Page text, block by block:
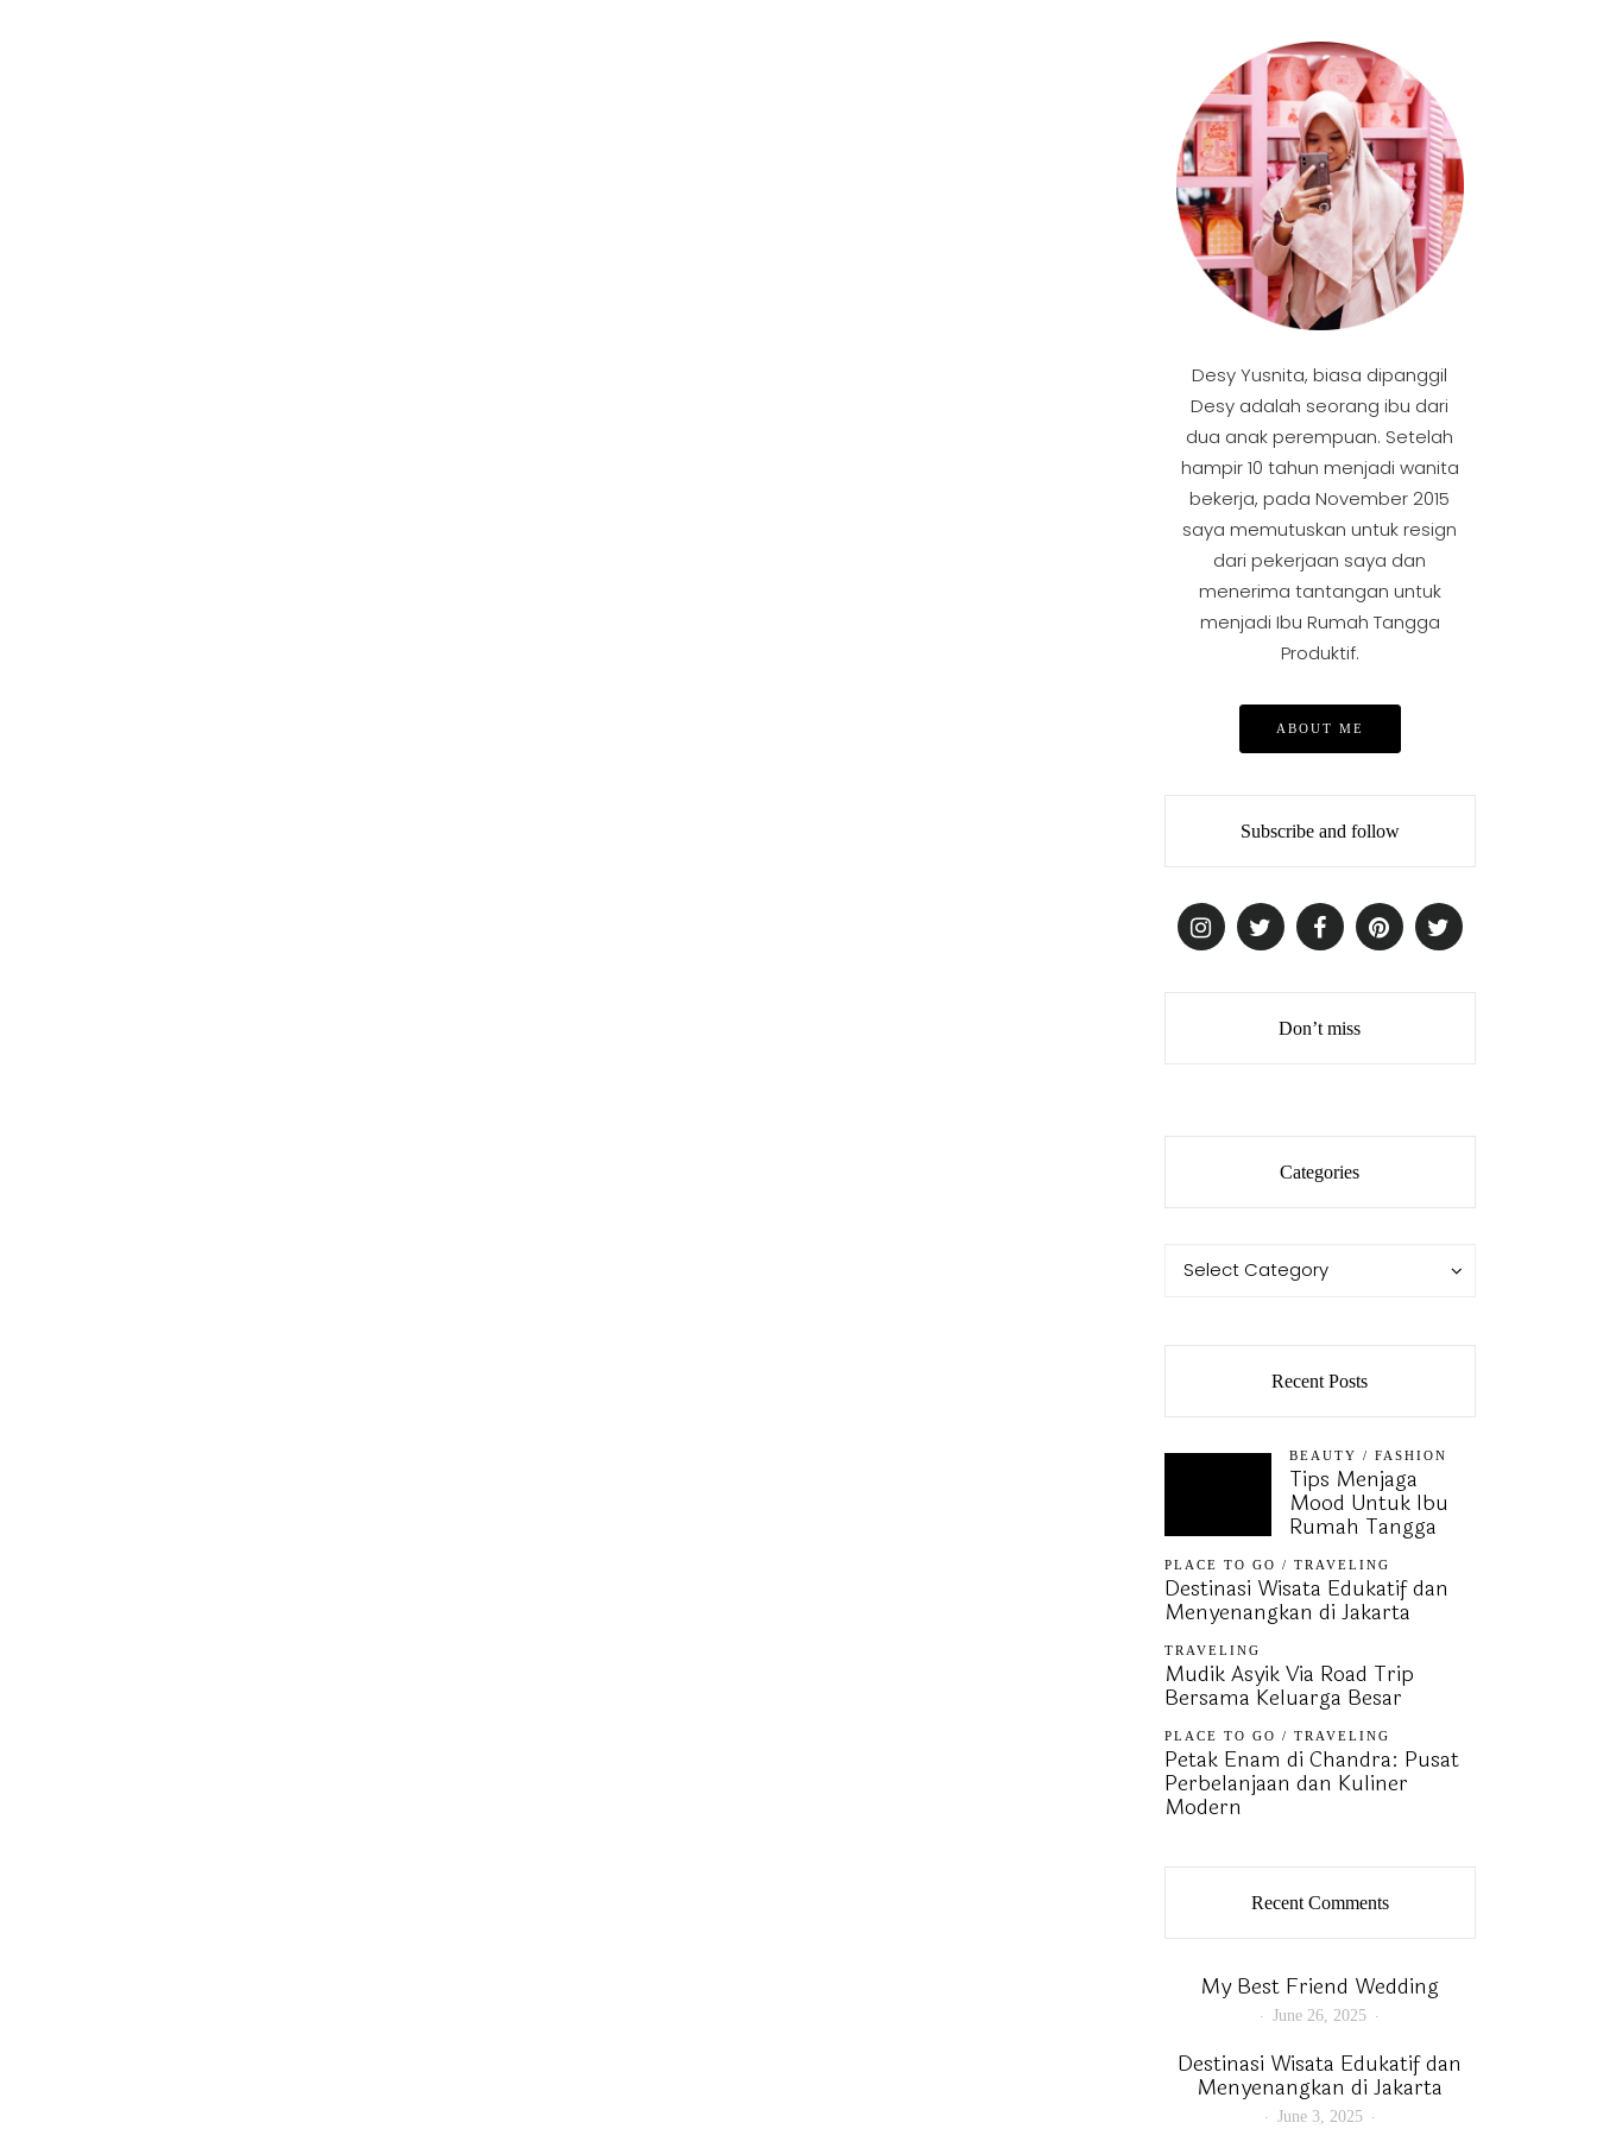
Desy Yusnita, biasa dipanggil
Desy adalah seorang ibu dari
dua anak perempuan. Setelah
hampir 10 tahun menjadi wanita
bekerja, pada November 2015
saya memutuskan untuk resign
dari pekerjaan saya dan
menerima tantangan untuk
menjadi Ibu Rumah Tangga
Produktif.
ABOUT ME
Subscribe and follow
Don’t miss
Categories
Categories
Select Category
Categories
Recent Posts
BEAUTY / FASHION
Tips Menjaga
Mood Untuk Ibu
Rumah Tangga
PLACE TO GO / TRAVELING
Destinasi Wisata Edukatif dan
Menyenangkan di Jakarta
TRAVELING
Mudik Asyik Via Road Trip
Bersama Keluarga Besar
PLACE TO GO / TRAVELING
Petak Enam di Chandra: Pusat
Perbelanjaan dan Kuliner
Modern
Recent Comments
My Best Friend Wedding
June 26, 2025
Destinasi Wisata Edukatif dan
Menyenangkan di Jakarta
June 3, 2025